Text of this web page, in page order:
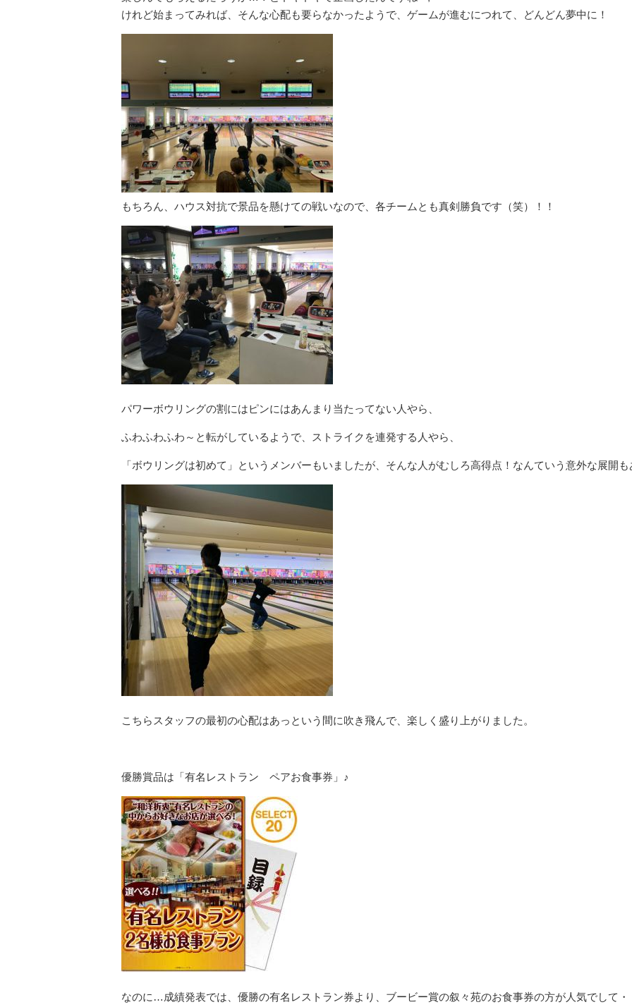
けれど始まってみれば、そんな心配も要らなかったようで、ゲームが進むにつれて、どんどん夢中に！
もちろん、ハウス対抗で景品を懸けての戦いなので、各チームとも真剣勝負です（笑）！！
パワーボウリングの割にはピンにはあんまり当たってない人やら、
ふわふわふわ～と転がしているようで、ストライクを連発する人やら、
「ボウリングは初めて」というメンバーもいましたが、そんな人がむしろ高得点！なんていう意外な展開
こちらスタッフの最初の心配はあっという間に吹き飛んで、楽しく盛り上がりました。
優勝賞品は「有名レストラン ペアお食事券」♪
なのに…成績発表では、優勝の有名レストラン券より、ブービー賞の叙々苑のお食事券の方が人気でして・